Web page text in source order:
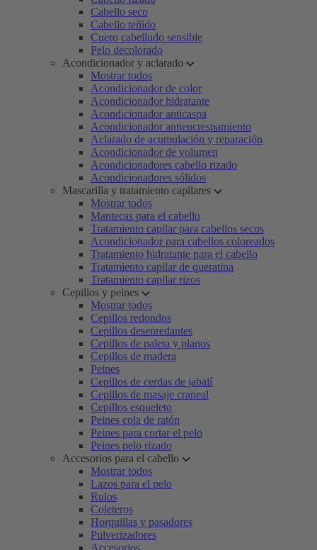
Cabello seco
Cabello teñido
Cuero cabelludo sensible
Pelo decolorado
Acondicionador y aclarado
Mostrar todos
Acondicionador de color
Acondicionador hidratante
Acondicionador anticaspa
Acondicionador antiencrespamiento
Aclarado de acumulación y reparación
Acondicionador de volumen
Acondicionadores cabello rizado
Acondicionadores sólidos
Mascarilla y tratamiento capilares
Mostrar todos
Mantecas para el cabello
Tratamiento capilar para cabellos secos
Acondicionador para cabellos coloreados
Tratamiento hidratante para el cabello
Tratamiento capilar de queratina
Tratamiento capilar rizos
Cepillos y peines
Mostrar todos
Cepillos redondos
Cepillos desenredantes
Cepillos de paleta y planos
Cepillos de madera
Peines
Cepillos de cerdas de jabalí
Cepillos de masaje craneal
Cepillos esqueleto
Peines cola de ratón
Peines para cortar el pelo
Peines pelo rizado
Accesorios para el cabello
Mostrar todos
Lazos para el pelo
Rulos
Coleteros
Horquillas y pasadores
Pulverizadores
Accesorios